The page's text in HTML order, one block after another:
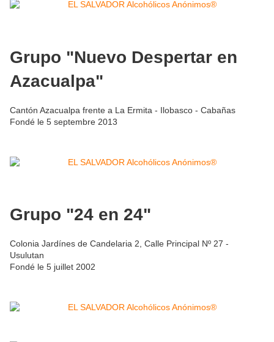
Grupo "Nuevo Despertar en
Azacualpa"
Cantón Azacualpa frente a La Ermita - Ilobasco - Cabañas
Fondé le 5 septembre 2013
Grupo "24 en 24"
Colonia Jardínes de Candelaria 2, Calle Principal Nº 27 -
Usulutan
Fondé le 5 juillet 2002